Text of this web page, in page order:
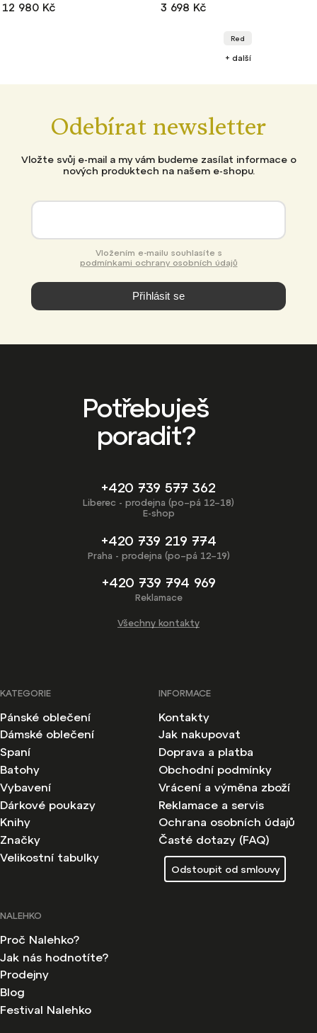
3 698 Kč od4 380 Kč
+ další
Odebírat newsletter
Vložte svůj e-mail a my vám budeme zasílat informace o
nových produktech na našem e-shopu.
podmínkami ochrany osobních údajů
Přihlásit se
Potřebuješ
poradit?
+420 739 577 362
Liberec - prodejna (po–pá 12–18)
E-shop
+420 739 219 774
Praha - prodejna (po–pá 12–19)
+420 739 794 969
Reklamace
Všechny kontakty
KATEGORIE
Pánské oblečení
Dámské oblečení
Spaní
Batohy
Vybavení
Dárkové poukazy
Knihy
Značky
Velikostní tabulky
INFORMACE
Kontakty
Jak nakupovat
Doprava a platba
Obchodní podmínky
Vrácení a výměna zboží
Reklamace a servis
Ochrana osobních údajů
Časté dotazy (FAQ)
Odstoupit od smlouvy
NALEHKO
Proč Nalehko?
Jak nás hodnotíte?
Prodejny
Blog
Festival Nalehko